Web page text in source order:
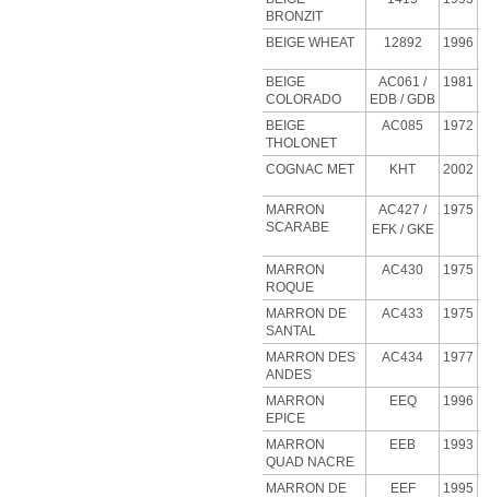
BRONZIT
BEIGE WHEAT 12892 1996
BEIGE
COLORADO
AC061 /
EDB / GDB
1981
BEIGE
THOLONET
AC085 1972
COGNAC MET KHT 2002
MARRON
SCARABE
AC427 /
EFK / GKE
1975
MARRON
ROQUE
AC430 1975
MARRON DE
SANTAL
AC433 1975
MARRON DES
ANDES
AC434 1977
MARRON
EPICE
EEQ 1996
MARRON
QUAD NACRE
EEB 1993
MARRON DE
EEF 1995